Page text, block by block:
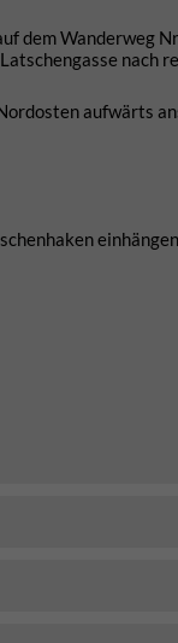
dem Wanderweg
nach
aufwärts